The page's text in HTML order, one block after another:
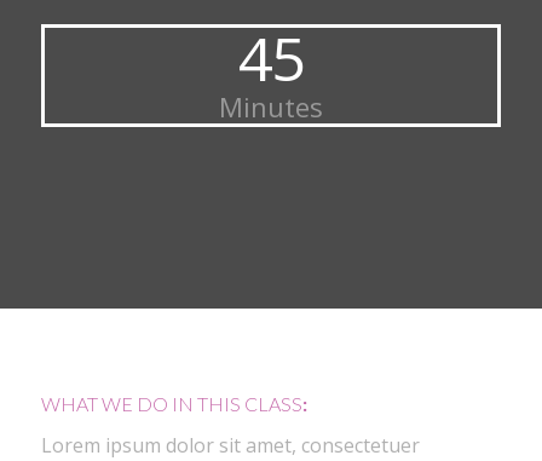
45
Minutes
WHAT WE DO IN THIS CLASS:
Lorem ipsum dolor sit amet, consectetuer